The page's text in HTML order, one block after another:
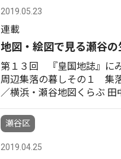
2019.05.23
連載
地図・絵図で見る瀬谷の
第１３回 『皇国地誌』に
周辺集落の暮しその１ 集
／横浜・瀬谷地図くらぶ 田
瀬谷区
2019.04.25